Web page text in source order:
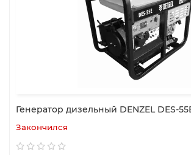
Генератор дизельный DENZEL DES-
Закончился